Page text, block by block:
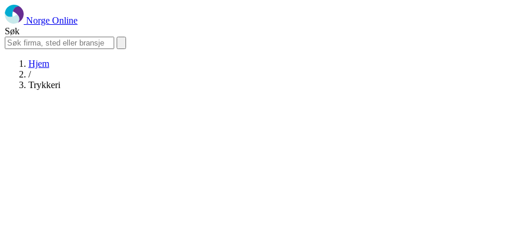
Norge Online
Søk
Hjem
/
Trykkeri